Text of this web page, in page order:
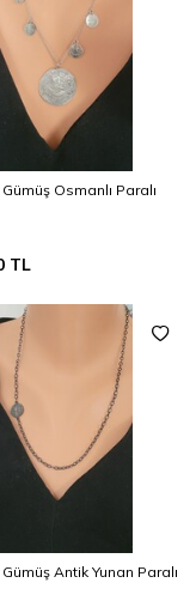
Osmanlı Paralı
TL
Antik Yunan Paralı